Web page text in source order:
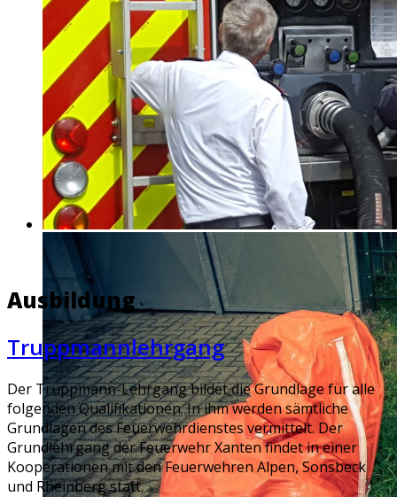
Ausbildung
Truppmannlehrgang
Der Truppmann-Lehrgang bildet die Grundlage für alle
folgenden Qualifikationen. In ihm werden sämtliche
Grundlagen des Feuerwehrdienstes vermittelt. Der
Grundlehrgang der Feuerwehr Xanten findet in einer
Kooperationen mit den Feuerwehren Alpen, Sonsbeck
und Rheinberg statt.